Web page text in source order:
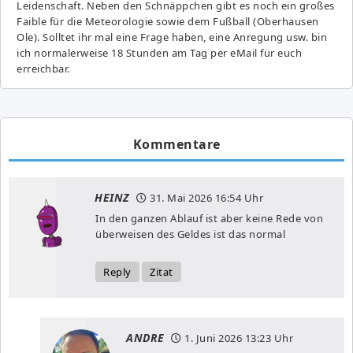
Leidenschaft. Neben den Schnäppchen gibt es noch ein großes
Fai­ble für die Meteorologie sowie dem Fußball (Oberhausen
Ole). Solltet ihr mal eine Frage haben, eine Anregung usw. bin
ich normalerweise 18 Stunden am Tag per eMail für euch
erreichbar.
Kommentare
HEINZ 31. Mai 2026 16:54 Uhr
In den ganzen Ablauf ist aber keine Rede von
überweisen des Geldes ist das normal
Reply Zitat
ANDRE 1. Juni 2026 13:23 Uhr